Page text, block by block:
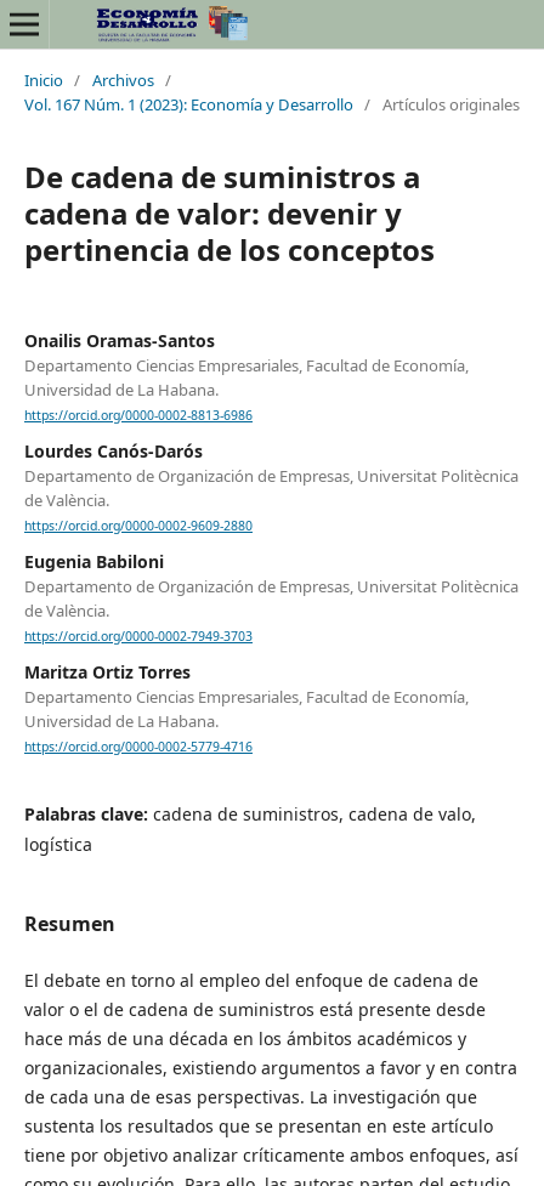
Inicio / Archivos /
Vol. 167 Núm. 1 (2023): Economía y Desarrollo / Artículos originales
De cadena de suministros a
cadena de valor: devenir y
pertinencia de los conceptos
Onailis Oramas-Santos
Departamento Ciencias Empresariales, Facultad de Economía,
Universidad de La Habana.
https://orcid.org/0000-0002-8813-6986
Lourdes Canós-Darós
Departamento de Organización de Empresas, Universitat Politècnica
de València.
https://orcid.org/0000-0002-9609-2880
Eugenia Babiloni
Departamento de Organización de Empresas, Universitat Politècnica
de València.
https://orcid.org/0000-0002-7949-3703
Maritza Ortiz Torres
Departamento Ciencias Empresariales, Facultad de Economía,
Universidad de La Habana.
https://orcid.org/0000-0002-5779-4716
Palabras clave: cadena de suministros, cadena de valo,
logística
Resumen
El debate en torno al empleo del enfoque de cadena de
valor o el de cadena de suministros está presente desde
hace más de una década en los ámbitos académicos y
organizacionales, existiendo argumentos a favor y en contra
de cada una de esas perspectivas. La investigación que
sustenta los resultados que se presentan en este artículo
tiene por objetivo analizar críticamente ambos enfoques, así